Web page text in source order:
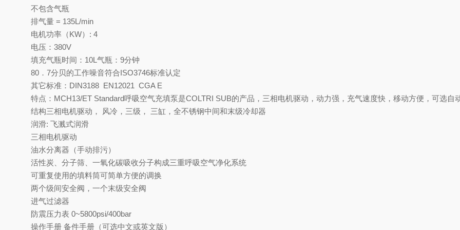
不包含气瓶
排气量 = 135L/min
电机功率（KW）: 4
电压：380V
填充气瓶时间：10L气瓶：9分钟
80．7分贝的工作噪音符合ISO3746标准认定
其它标准：DIN3188 EN12021 CGA E
特点：MCH13/ET Standard呼吸空气充填泵是COLTRI SUB的产品，三相电机驱动，动力强，充气速度快，移动方便，可选自
结构三相电机驱动， 风冷，三级， 三缸，全不锈钢中间和末级冷却器
润滑: 飞溅式润滑
三相电机驱动
油水分离器（手动排污）
活性炭、分子筛、一氧化碳吸收分子构成三重呼吸空气净化系统
可重复使用的填料筒可简单方便的调换
两个级间安全阀，一个末级安全阀
进气过滤器
防震压力表 0~5800psi/400bar
操作手册 备件手册（可选中文或英文版）